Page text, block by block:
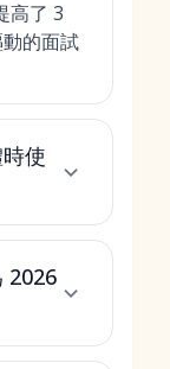
高了 3
的面試
使
2026